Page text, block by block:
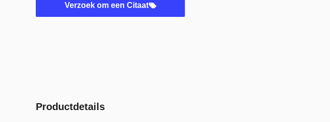
Verzoek om een Citaat
Productdetails